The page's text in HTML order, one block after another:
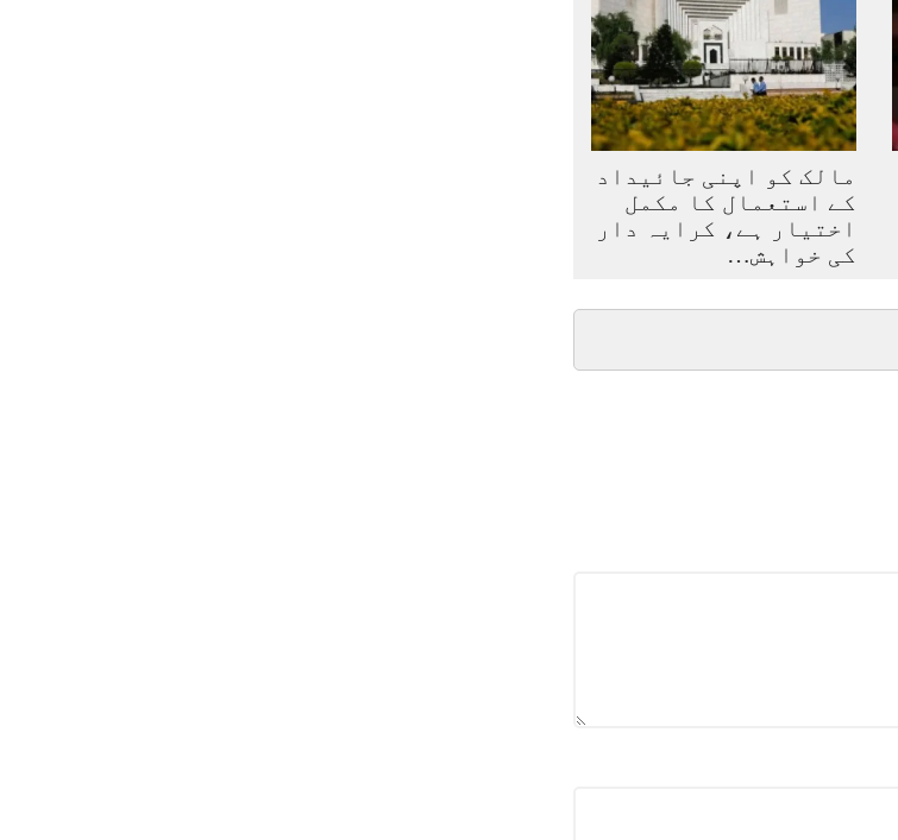
مالک کو اپنی جائیداد
کے استعمال کا مکمل
اختیار ہے، کرایہ دار
کی خواہش…